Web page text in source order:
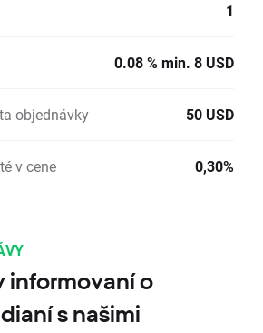
1
0.08 % min. 8 USD
objednávky 50 USD
v cene 0,30%
informovaní o
s našimi